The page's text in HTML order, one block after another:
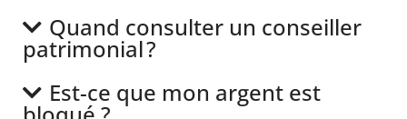
Quand consulter un conseiller
patrimonial ?
Est-ce que mon argent est